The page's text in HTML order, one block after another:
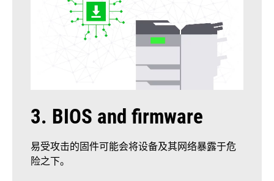
3. BIOS and firmware
易受攻击的固件可能会将设备及其网络暴露于危
险之下。